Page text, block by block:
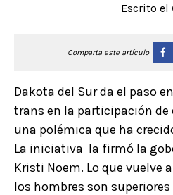
Escrito el
Comparta este artículo
Dakota del Sur da el paso
trans en la participación de
una polémica que ha
La iniciativa la firmó la
Kristi Noem. Lo que vuelve
los hombres son